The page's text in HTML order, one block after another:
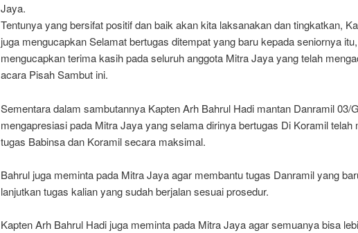
Jaya.
Tentunya yang bersifat positif dan baik akan kita laksanakan dan tingkatkan,
juga mengucapkan Selamat bertugas ditempat yang baru kepada seniornya
mengucapkan terima kasih pada seluruh anggota Mitra Jaya yang telah
acara Pisah Sambut ini.
Sementara dalam sambutannya Kapten Arh Bahrul Hadi mantan Danramil 03/
mengapresiasi pada Mitra Jaya yang selama dirinya bertugas Di Koramil telah
tugas Babinsa dan Koramil secara maksimal.
Bahrul juga meminta pada Mitra Jaya agar membantu tugas Danramil yang
lanjutkan tugas kalian yang sudah berjalan sesuai prosedur.
Kapten Arh Bahrul Hadi juga meminta pada Mitra Jaya agar semuanya bisa